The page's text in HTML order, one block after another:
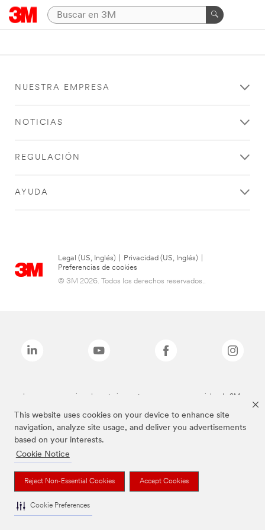
This website uses cookies on your device to enhance site
navigation, analyze site usage, and deliver you advertisements
based on your interests.
Cookie Notice
Reject Non-Essential Cookies Accept Cookies
Cookie Preferences
NUESTRA EMPRESA
NOTICIAS
REGULACIÓN
AYUDA
Legal (US, Inglés) Privacidad (US, Inglés)
Preferencias de cookies
© 3M 2026. Todos los derechos reservados..
Las marcas mencionadas anteriormente son marcas comerciales de 3M.